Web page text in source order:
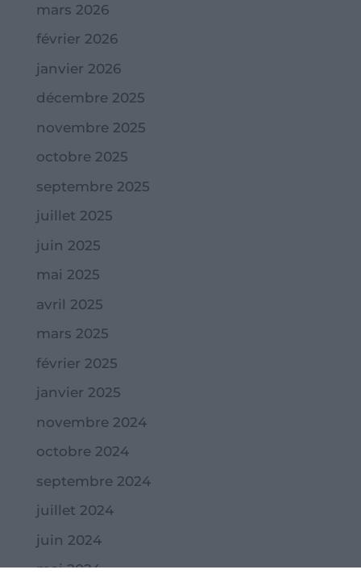
mars 2026
février 2026
janvier 2026
décembre 2025
novembre 2025
octobre 2025
septembre 2025
juillet 2025
juin 2025
mai 2025
avril 2025
mars 2025
février 2025
janvier 2025
novembre 2024
octobre 2024
septembre 2024
juillet 2024
juin 2024
mai 2024